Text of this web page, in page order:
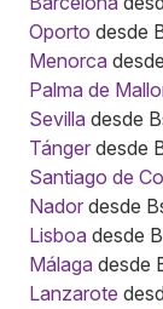
Oporto desde
Menorca
Palma de
Sevilla desde
Tánger desde
Santiago de
Nador desde
Lisboa desde
Málaga desde
Lanzarote